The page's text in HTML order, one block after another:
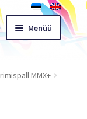
Menüü
MMX+